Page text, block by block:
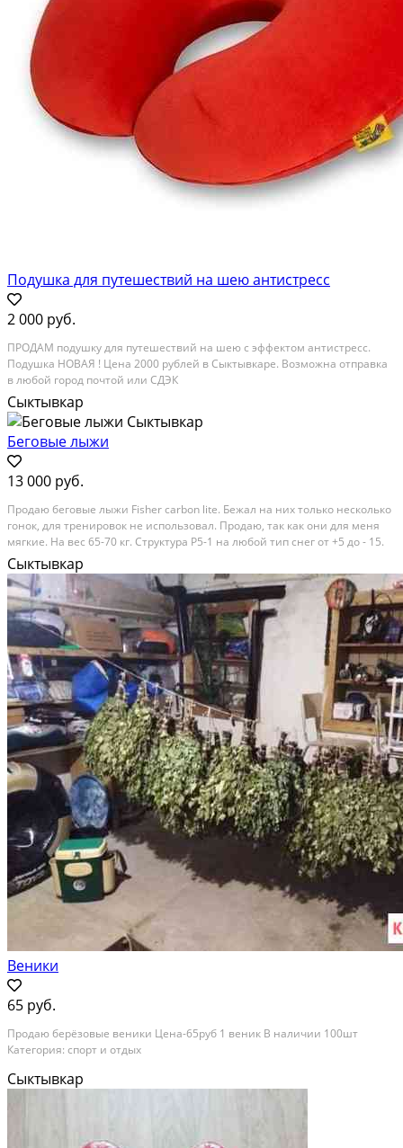
Подушка для путешествий на шею антистресс
2 000 руб.
ПРОДАМ подушку для путешествий на шею с эффектом антистресс.
Подушка НОВАЯ ! Цена 2000 рублей в Сыктывкаре. Возможна отправка
в любой город почтой или СДЭК
Сыктывкар
Беговые лыжи
13 000 руб.
Продаю беговые лыжи Fisher carbon lite. Бежал на них только несколько
гонок, для тренировок не использовал. Продаю, так как они для меня
мягкие. На вес 65-70 кг. Структура P5-1 на любой тип снег от +5 до - 15.
Пара спорцех.202/10004105134 Возможен торг! Категория: спорт и
отдых
Сыктывкар
Веники
65 руб.
Продаю берёзовые веники Цена-65руб 1 веник В наличии 100шт
Категория: спорт и отдых
Сыктывкар